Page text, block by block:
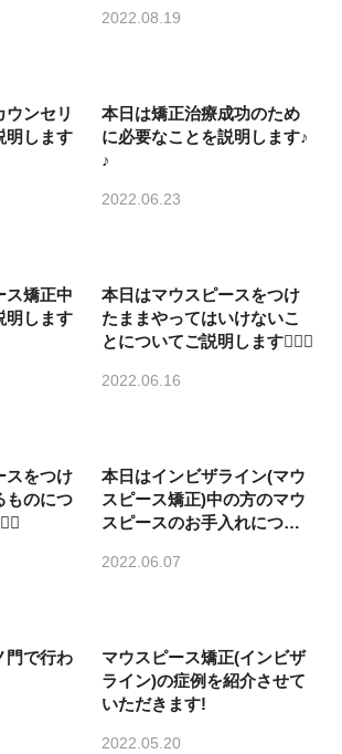
2022.08.19
ウンセリ
明します
本日は矯正治療成功のため
に必要なことを説明します♪
♪
2022.06.23
ス矯正中
明します
本日はマウスピースをつけ
たままやってはいけないこ
とについてご説明します💁🏻‍♀️
2022.06.16
スをつけ
ものにつ
本日はインビザライン(マウ
スピース矯正)中の方のマウ
スピースのお手入れについ
2022.06.07
門で行わ
マウスピース矯正(インビザ
ライン)の症例を紹介させて
いただきます!
2022.05.20